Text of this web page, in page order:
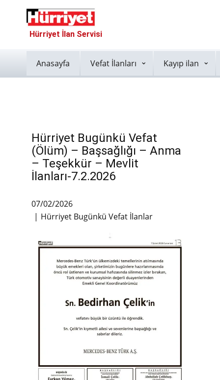
Hürriyet İlan Servisi
Anasayfa Vefat İlanları Kayıp ilan
Hürriyet Bugünkü Vefat
(Ölüm) – Başsağlığı – Anma
– Teşekkür – Mevlit
İlanları-7.2.2026
07/02/2026
Hürriyet Bugünkü Vefat İlanlar